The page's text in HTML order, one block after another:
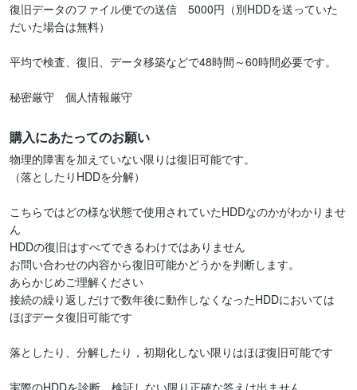
復旧データのファイル便での送信　5000円（別HDDを送っていた
だいた場合は無料）
平均で検査、復旧、データ移築などで48時間～60時間必要です。
秘密厳守　個人情報厳守
購入にあたってのお願い
物理的障害を加えていない限りは復旧可能です。
（落としたりHDDを分解）
こちらではどの様な状態で使用されていたHDDなのかがわかりませ
ん
HDDの復旧はすべてできるわけではありません
お問い合わせの内容から復旧可能かどうかを判断します。
あらかじめご理解ください
接続の繰り返しだけで数年後に動作しなくなったHDDにおいては
ほぼデータ復旧可能です
落としたり、分解したり，初期化しない限りはほぼ復旧可能です